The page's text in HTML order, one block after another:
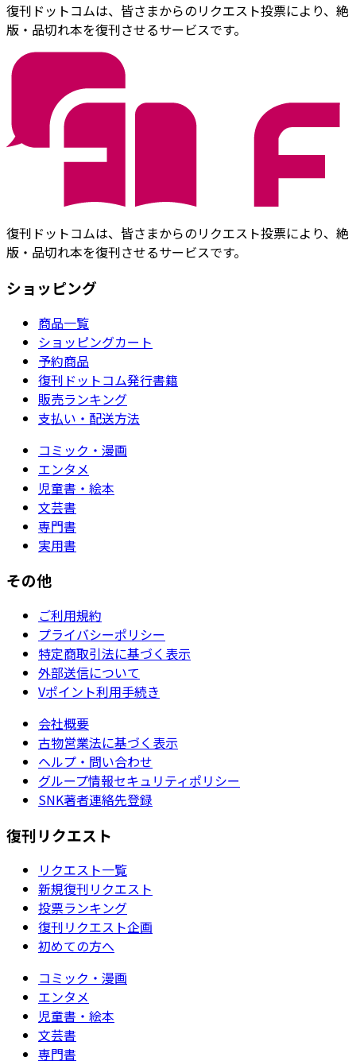
復刊ドットコムは、皆さまからのリクエスト投票により、絶
版・品切れ本を復刊させるサービスです。
復刊ドットコムは、皆さまからのリクエスト投票により、絶
版・品切れ本を復刊させるサービスです。
ショッピング
商品一覧
ショッピングカート
予約商品
復刊ドットコム発行書籍
販売ランキング
支払い・配送方法
コミック・漫画
エンタメ
児童書・絵本
文芸書
専門書
実用書
その他
ご利用規約
プライバシーポリシー
特定商取引法に基づく表示
外部送信について
Vポイント利用手続き
会社概要
古物営業法に基づく表示
ヘルプ・問い合わせ
グループ情報セキュリティポリシー
SNK著者連絡先登録
復刊リクエスト
リクエスト一覧
新規復刊リクエスト
投票ランキング
復刊リクエスト企画
初めての方へ
コミック・漫画
エンタメ
児童書・絵本
文芸書
専門書